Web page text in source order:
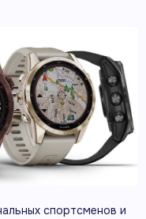
спортсменов и